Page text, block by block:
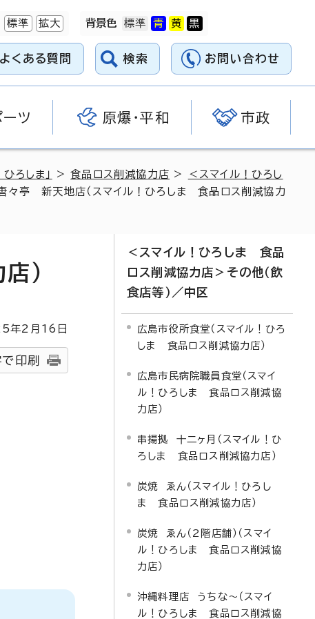
標準 拡大 背景色
よくある質問 検索 お問い合わせ
ーツ 原爆・平和 市政
ろしま」 >食品ロス削減協力店 >
＜スマイル！ひろし
々亭 新天地店（スマイル！ひろしま 食品ロス削減協力
）
年2月 16 日
印刷
＜スマイル！ひろしま 食品
ロス削減協力店＞その他（飲
食店等）／中区
広島市役所食堂（スマイル！ひろ
しま 食品ロス削減協力店）
広島市民病院職員食堂（スマイ
ル！ひろしま 食品ロス削減協
力店）
串揚拠 十二ヶ月（スマイル！ひ
ろしま 食品ロス削減協力店）
炭焼 ゑん（スマイル！ひろし
ま 食品ロス削減協力店）
炭焼 ゑん（2階店舗）（スマイ
ル！ひろしま 食品ロス削減協
力店）
沖縄料理店 うちな～（スマイ
ル！ひろしま 食品ロス削減協